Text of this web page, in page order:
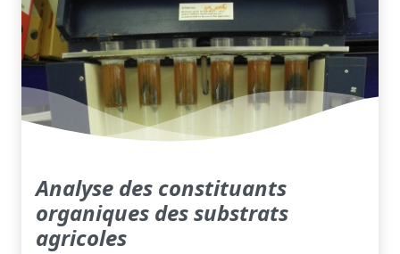
Analyse des constituants
organiques des substrats
agricoles